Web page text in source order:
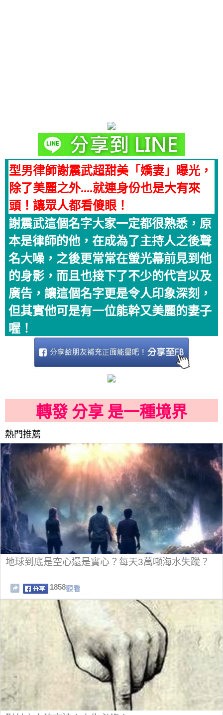
型男律師謝震武超甜美「嬌妻」曝光，
除了美麗之外....就連身份也是大有來
頭！讓眾人都看傻眼！
謝震武這個名字大家一定都很熟悉，原
本是律師的他，在成為了主持人之後聲
名大噪，之後更常常在螢光幕前見到他
的身影，而且也接下了不少的代言以及
廣告，讓這個名字更是令人印象深刻，
但其實他可是有一位能幹又美麗的妻子
喔！
轉發 分享 是一種境界
熱門推薦
地球到底是空心還是實心？每天3萬噸海水失蹤？
1858觀看